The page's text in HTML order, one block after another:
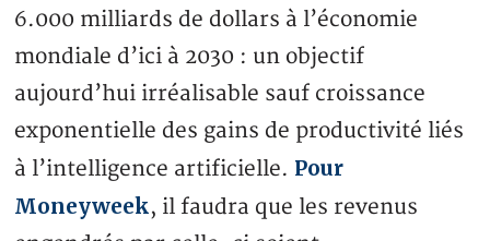
6.000 milliards de dollars à l’économie
mondiale d’ici à 2030 : un objectif
aujourd’hui irréalisable sauf croissance
exponentielle des gains de productivité liés
à l’intelligence artificielle. Pour
Moneyweek, il faudra que les revenus